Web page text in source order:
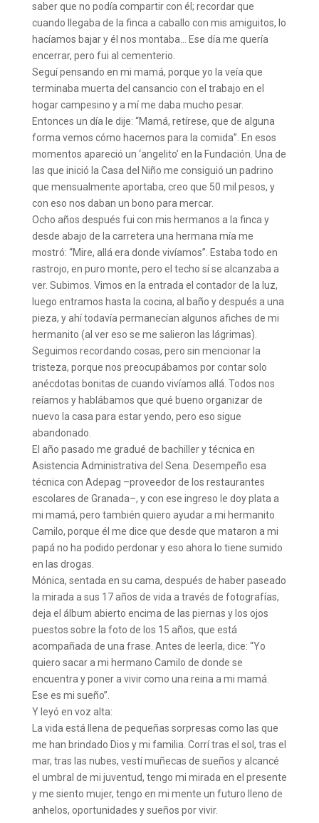
saber que no podía compartir con él; recordar que
cuando llegaba de la finca a caballo con mis amiguitos, lo
hacíamos bajar y él nos montaba… Ese día me quería
encerrar, pero fui al cementerio.
Seguí pensando en mi mamá, porque yo la veía que
terminaba muerta del cansancio con el trabajo en el
hogar campesino y a mí me daba mucho pesar.
Entonces un día le dije: “Mamá, retírese, que de alguna
forma vemos cómo hacemos para la comida”. En esos
momentos apareció un ‘angelito’ en la Fundación. Una de
las que inició la Casa del Niño me consiguió un padrino
que mensualmente aportaba, creo que 50 mil pesos, y
con eso nos daban un bono para mercar.
Ocho años después fui con mis hermanos a la finca y
desde abajo de la carretera una hermana mía me
mostró: “Mire, allá era donde vivíamos”. Estaba todo en
rastrojo, en puro monte, pero el techo sí se alcanzaba a
ver. Subimos. Vimos en la entrada el contador de la luz,
luego entramos hasta la cocina, al baño y después a una
pieza, y ahí todavía permanecían algunos afiches de mi
hermanito (al ver eso se me salieron las lágrimas).
Seguimos recordando cosas, pero sin mencionar la
tristeza, porque nos preocupábamos por contar solo
anécdotas bonitas de cuando vivíamos allá. Todos nos
reíamos y hablábamos que qué bueno organizar de
nuevo la casa para estar yendo, pero eso sigue
abandonado.
El año pasado me gradué de bachiller y técnica en
Asistencia Administrativa del Sena. Desempeño esa
técnica con Adepag –proveedor de los restaurantes
escolares de Granada–, y con ese ingreso le doy plata a
mi mamá, pero también quiero ayudar a mi hermanito
Camilo, porque él me dice que desde que mataron a mi
papá no ha podido perdonar y eso ahora lo tiene sumido
en las drogas.
Mónica, sentada en su cama, después de haber paseado
la mirada a sus 17 años de vida a través de fotografías,
deja el álbum abierto encima de las piernas y los ojos
puestos sobre la foto de los 15 años, que está
acompañada de una frase. Antes de leerla, dice: “Yo
quiero sacar a mi hermano Camilo de donde se
encuentra y poner a vivir como una reina a mi mamá.
Ese es mi sueño”.
Y leyó en voz alta:
La vida está llena de pequeñas sorpresas como las que
me han brindado Dios y mi familia. Corrí tras el sol, tras el
mar, tras las nubes, vestí muñecas de sueños y alcancé
el umbral de mi juventud, tengo mi mirada en el presente
y me siento mujer, tengo en mi mente un futuro lleno de
anhelos, oportunidades y sueños por vivir.